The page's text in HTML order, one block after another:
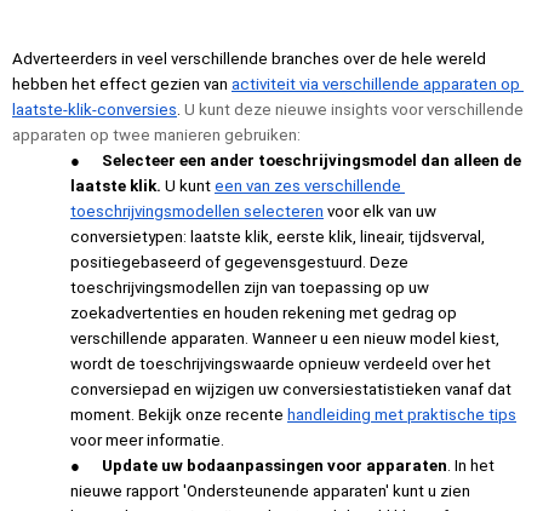
Adverteerders in veel verschillende branches over de hele wereld
hebben het effect gezien van activiteit via verschillende apparaten op
laatste-klik-conversies U kunt deze nieuwe insights voor verschillende
apparaten op twee manieren gebruiken:
●
Selecteer een ander toeschrijvingsmodel dan alleen de
laatste klik. U kunt een van zes verschillende
toeschrijvingsmodellen selecteren voor elk van uw
conversietypen: laatste klik, eerste klik, lineair, tijdsverval,
positiegebaseerd of gegevensgestuurd. Deze
toeschrijvingsmodellen zijn van toepassing op uw
zoekadvertenties en houden rekening met gedrag op
verschillende apparaten. Wanneer u een nieuw model kiest,
wordt de toeschrijvingswaarde opnieuw verdeeld over het
conversiepad en wijzigen uw conversiestatistieken vanaf dat
moment. Bekijk onze recente handleiding met praktische tips
voor meer informatie.
●
Update uw bodaanpassingen voor apparaten . In het
nieuwe rapport 'Ondersteunende apparaten' kunt u zien